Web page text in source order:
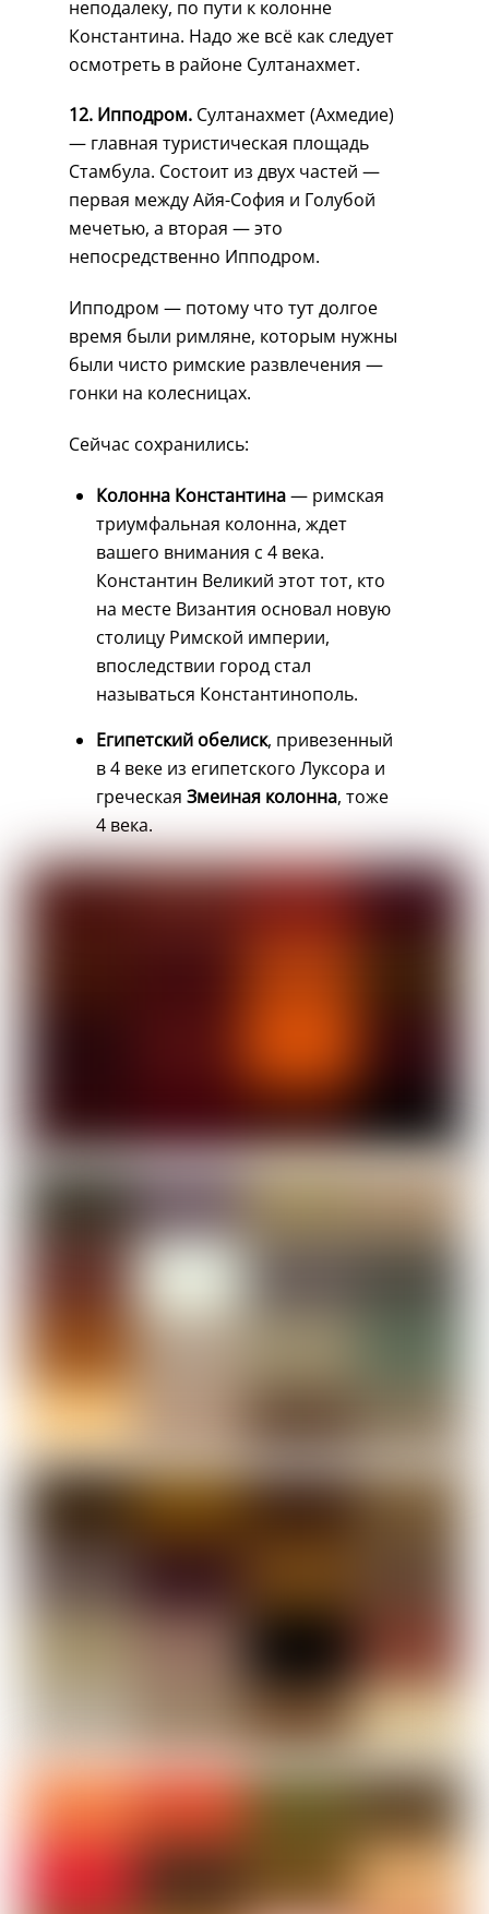
неподалеку, по пути к колонне
Константина. Надо же всё как следует
осмотреть в районе Султанахмет.
12. Ипподром.Султанахмет (Ахмедие)
— главная туристическая площадь
Стамбула. Состоит из двух частей —
первая между Айя-София и Голубой
мечетью, а вторая — это
непосредственно Ипподром.
Ипподром — потому что тут долгое
время были римляне, которым нужны
были чисто римские развлечения —
гонки на колесницах.
Сейчас сохранились:
Колонна Константина— римская
триумфальная колонна, ждет
вашего внимания с 4 века.
Константин Великий этот тот, кто
на месте Византия основал новую
столицу Римской империи,
впоследствии город стал
называться Константинополь.
Египетский обелиск, привезенный
в 4 веке из египетского Луксора и
греческаяЗмеиная колонна, тоже
4 века.